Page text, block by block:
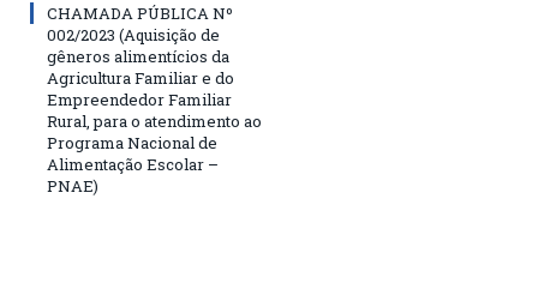
CHAMADA PÚBLICA Nº
002/2023 (Aquisição de
gêneros alimentícios da
Agricultura Familiar e do
Empreendedor Familiar
Rural, para o atendimento ao
Programa Nacional de
Alimentação Escolar –
PNAE)